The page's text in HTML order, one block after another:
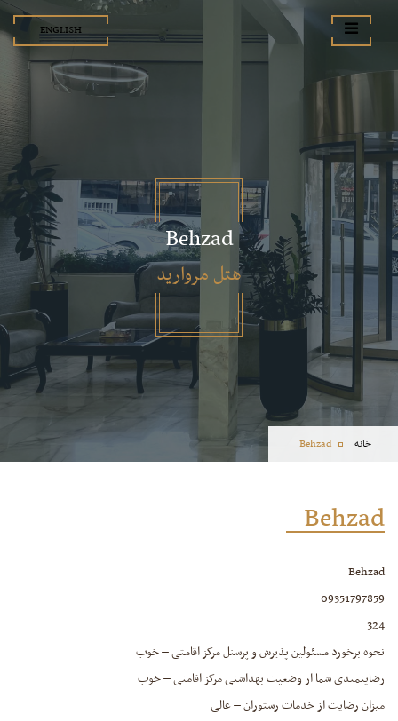
ENGLISH
Behzad
هتل مروارید
خانه Behzad
Behzad
Behzad
09351797859
324
نحوه برخورد مسئولین پذیرش و پرسنل مرکز اقامتی – خوب
رضایتمندی شما از وضعیت بهداشتی مرکز اقامتی – خوب
میزان رضایت از خدمات رستوران – عالی